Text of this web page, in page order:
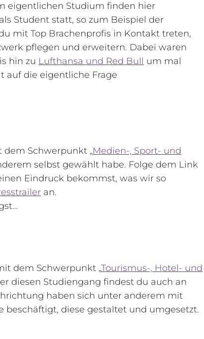
eigentlichen Studium finden hier
Student statt, so zum Beispiel der
mit Top Brachenprofis in Kontakt treten,
pflegen und erweitern. Dabei waren
hin zu Lufthansa und Red Bull um mal
auf die eigentliche Frage
dem Schwerpunkt „Medien-, Sport- und
selbst gewählt habe. Folge dem Link
Eindruck bekommst, was wir so
an.
dem Schwerpunkt „Tourismus-, Hotel- und
diesen Studiengang findest du auch an
haben sich unter anderem mit
beschäftigt, diese gestaltet und umgesetzt.